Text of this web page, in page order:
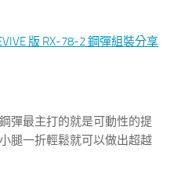
彈最主打的就是可動性的提
腿一折輕鬆就可以做出超越